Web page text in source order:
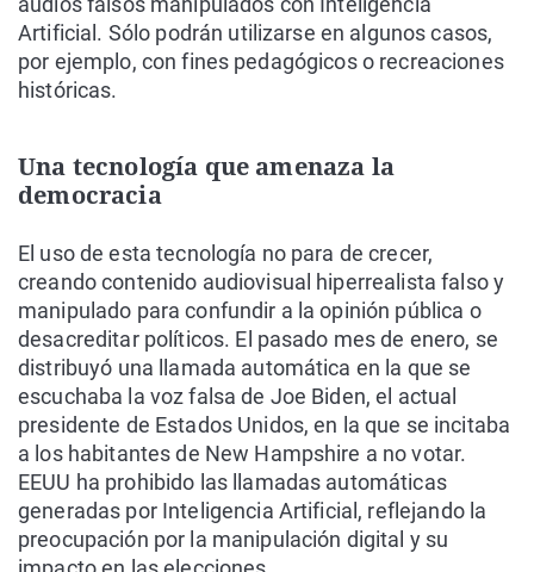
Artificial. Sólo podrán utilizarse en algunos casos,
por ejemplo, con fines pedagógicos o recreaciones
históricas.
Una tecnología que amenaza la
democracia
El uso de esta tecnología no para de crecer,
creando contenido audiovisual hiperrealista falso y
manipulado para confundir a la opinión pública o
desacreditar políticos. El pasado mes de enero, se
distribuyó una llamada automática en la que se
escuchaba la voz falsa de Joe Biden, el actual
presidente de Estados Unidos, en la que se incitaba
a los habitantes de New Hampshire a no votar.
EEUU ha prohibido las llamadas automáticas
generadas por Inteligencia Artificial, reflejando la
preocupación por la manipulación digital y su